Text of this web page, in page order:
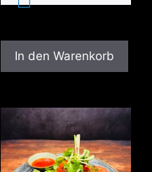
In den Warenkorb